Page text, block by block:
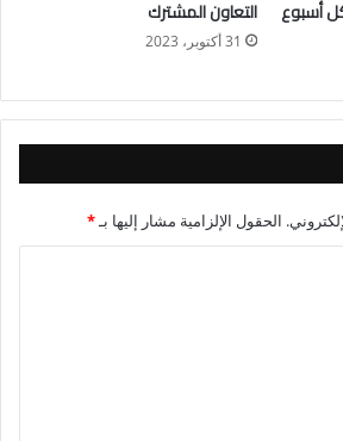
أسبوع التعاون المشترك
31 أكتوبر، 2023
الحقول الإلزامية مشار إليها بـ*